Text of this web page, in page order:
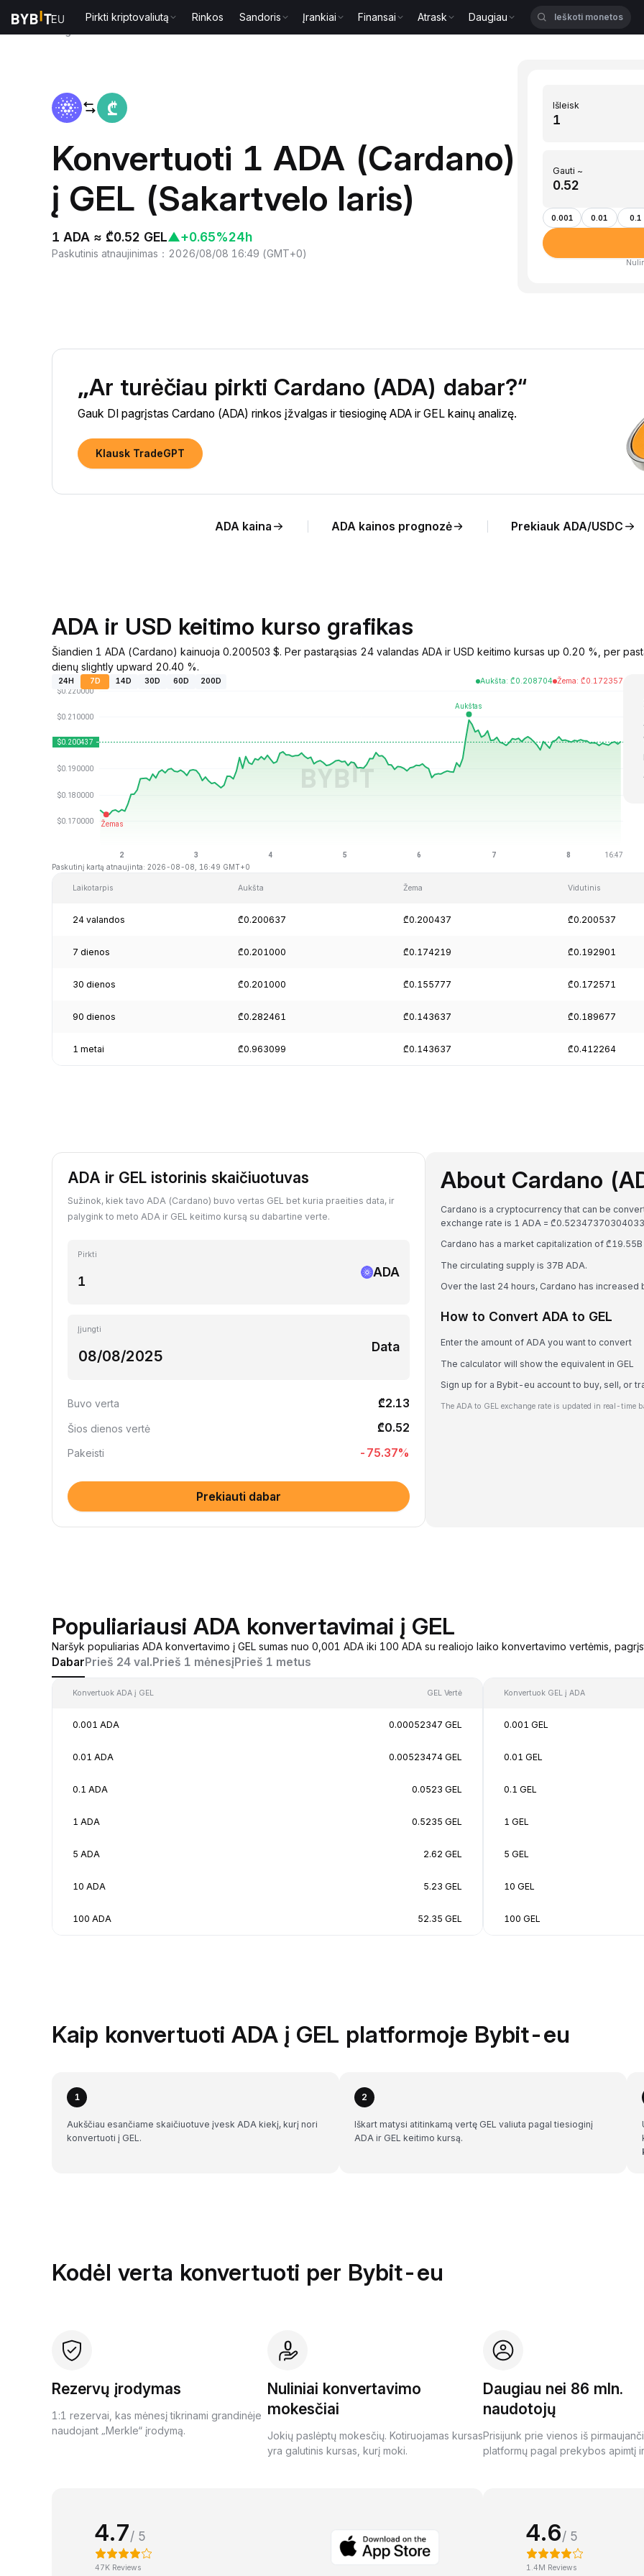
Pirkti kriptovaliutą Rinkos Sandoris Įrankiai Finansai Atrask Daugiau
Konvertuoti 1 ADA (Cardano)
į GEL (Sakartvelo laris)
1 ADA ≈ ₾0.52 GEL▲+0.65%24h
Paskutinis atnaujinimas ： 2026/08/08 16:49 (GMT+0)
Išleisk
Gauti ~
0.001 0.01 0.1
„Ar turėčiau pirkti Cardano (ADA) dabar?“
Gauk DI pagrįstas Cardano (ADA) rinkos įžvalgas ir tiesioginę ADA ir GEL kainų analizę.
Klausk TradeGPT
ADA kaina ADA kainos prognozė Prekiauk ADA/USDC
ADA ir USD keitimo kurso grafikas
Šiandien 1 ADA (Cardano) kainuoja 0.200503 $. Per pastarąsias 24 valandas ADA ir USD keitimo kursas up 0.20 %, per
dienų slightly upward 20.40 %.
24H 7D 14D 30D 60D 200D Aukšta: ₾0.208704 Žema: ₾0.172357
Paskutinį kartą atnaujinta: 2026-08-08, 16:49 GMT+0
Laikotarpis Aukšta Žema Vidutinis
24 valandos ₾0.200637 ₾0.200437 ₾0.200537
7 dienos ₾0.201000 ₾0.174219 ₾0.192901
30 dienos ₾0.201000 ₾0.155777 ₾0.172571
90 dienos ₾0.282461 ₾0.143637 ₾0.189677
1 metai ₾0.963099 ₾0.143637 ₾0.412264
ADA ir GEL istorinis skaičiuotuvas
Sužinok, kiek tavo ADA (Cardano) buvo vertas GEL bet kuria praeities data, ir
palygink to meto ADA ir GEL keitimo kursą su dabartine verte.
Pirkti
ADA
Įjungti
Data
Buvo verta ₾2.13
Šios dienos vertė ₾0.52
Pakeisti -75.37%
Prekiauti dabar
About Cardano
Cardano is a cryptocurrency that can be
exchange rate is 1 ADA =
Cardano has a market capitalization of
The circulating supply is 37B ADA.
Over the last 24 hours, Cardano has increased
How to Convert ADA to GEL
Enter the amount of ADA you want to convert
The calculator will show the equivalent in GEL
Sign up for a Bybit-eu account to buy, sell, or
The ADA to GEL exchange rate is updated in real-time
Populiariausi ADA konvertavimai į GEL
Naršyk populiarias ADA konvertavimo į GEL sumas nuo 0,001 ADA iki 100 ADA su realiojo laiko konvertavimo vertėmis,
DabarPrieš 24 val.Prieš 1 mėnesįPrieš 1 metus
Konvertuok ADA į GEL GEL Vertė
0.001 ADA 0.00052347 GEL
0.01 ADA 0.00523474 GEL
0.1 ADA 0.0523 GEL
1 ADA 0.5235 GEL
5 ADA 2.62 GEL
10 ADA 5.23 GEL
100 ADA 52.35 GEL
Konvertuok GEL į ADA
0.001 GEL
0.01 GEL
0.1 GEL
1 GEL
5 GEL
10 GEL
100 GEL
Kaip konvertuoti ADA į GEL platformoje Bybit-eu
1
Aukščiau esančiame skaičiuotuve įvesk ADA kiekį, kurį nori
konvertuoti į GEL.
2
Iškart matysi atitinkamą vertę GEL valiuta pagal tiesioginį
ADA ir GEL keitimo kursą.
Kodėl verta konvertuoti per Bybit-eu
Rezervų įrodymas
1:1 rezervai, kas mėnesį tikrinami grandinėje
naudojant „Merkle“ įrodymą.
Nuliniai konvertavimo
mokesčiai
Jokių paslėptų mokesčių. Kotiruojamas kursas
yra galutinis kursas, kurį moki.
Daugiau nei 86 mln.
naudotojų
Prisijunk prie vienos iš
platformų pagal prekybos apimtį
4.7/ 5
47K Reviews
4.6/ 5
1.4M Reviews